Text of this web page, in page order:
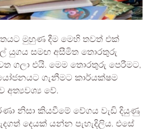
මුහුණ දීම මෙහි තවත් එක්
යුගය සමඟ අසීමිත තොරතුරු
ගලා එයි. මෙම තොරතුරු පෙරීමට,
ගැනීමට කාර්යක්ෂම
අත්‍යවශ්‍ය වේ.
නිසා කියවීමේ වේගය වැඩි දියුණු
දෙයක් යන්න පැහැදිලිය. එසේ